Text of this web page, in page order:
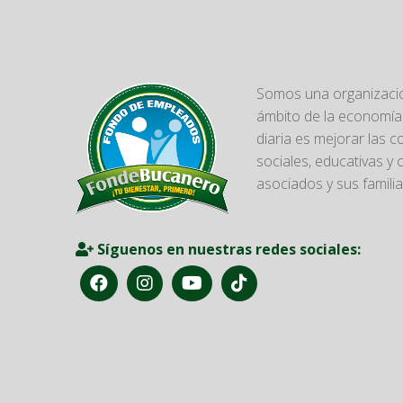
Somos una
ámbito de la
diaria es mejorar las
sociales, educativas y
asociados y sus
Síguenos en nuestras redes sociales: